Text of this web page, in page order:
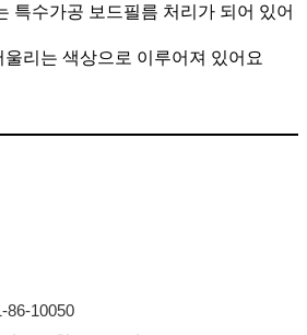
특수가공 보드필름 처리가 되어 있어
리는 색상으로 이루어져 있어요
86-10050